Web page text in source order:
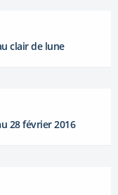
clair de lune
28 février 2016